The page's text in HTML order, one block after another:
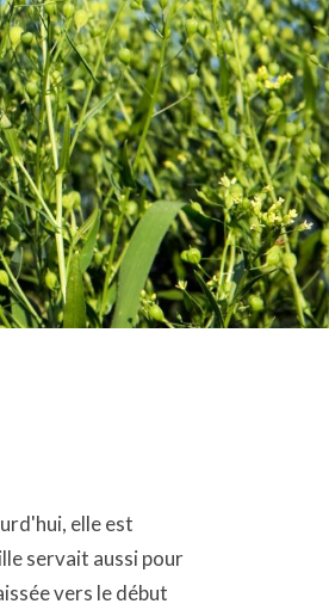
elle est
servait aussi pour
vers le début